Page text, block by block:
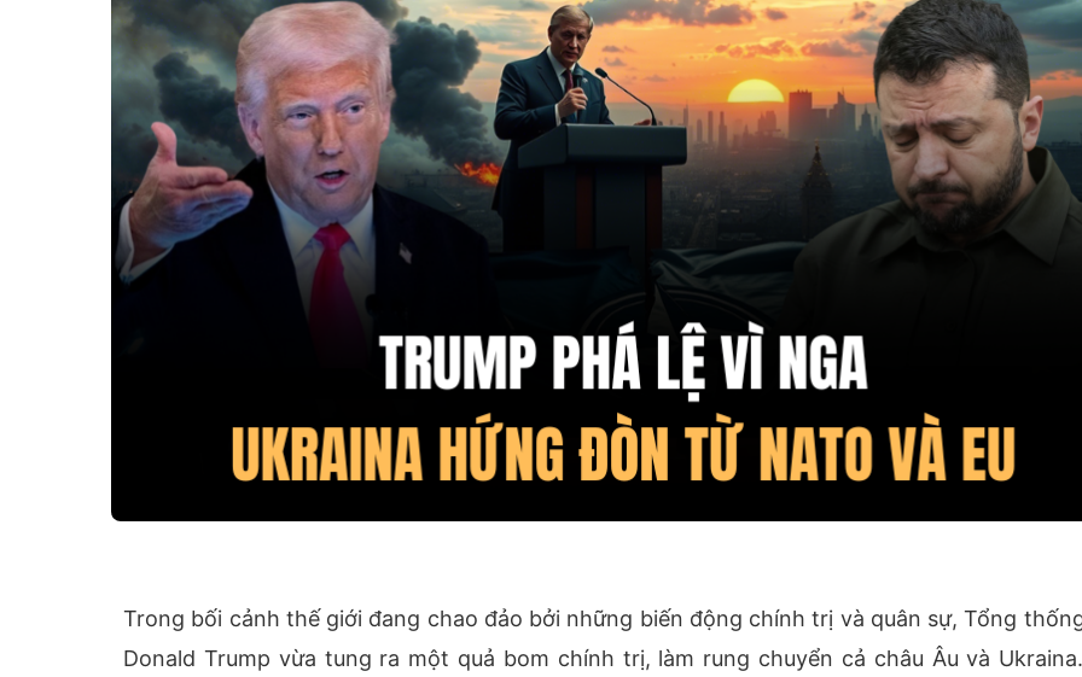
Trong bối cảnh thế giới đang chao đảo bởi những biến động chính trị và quân sự, Tổng
Donald Trump vừa tung ra một quả bom chính trị, làm rung chuyển cả châu Âu và